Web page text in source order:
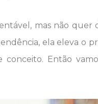
mas não
ela eleva o
conceito. Então